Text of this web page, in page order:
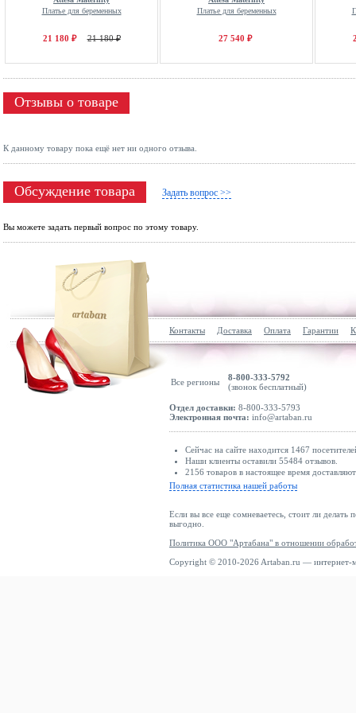
Платье для беременных
21 180 ₽ 21 180 ₽
Платье для беременных
27 540 ₽
Отзывы о товаре
К данному товару пока ещё нет ни одного отзыва.
Обсуждение товара Задать вопрос >>
Вы можете задать первый вопрос по этому товару.
Контакты Доставка Оплата Гарантии
Все регионы
8-800-333-5792
(звонок бесплатный)
Отдел доставки: 8-800-333-5793
Электронная почта: info@artaban.ru
Сейчас на сайте находится 1467
Наши клиенты оставили 55484 отзывов.
2156 товаров в настоящее время
Полная статистика нашей работы
Если вы все еще сомневаетесь, стоит ли делать
выгодно.
Политика ООО "Артабана" в отношении
Copyright © 2010-2026 Artaban.ru — интернет-